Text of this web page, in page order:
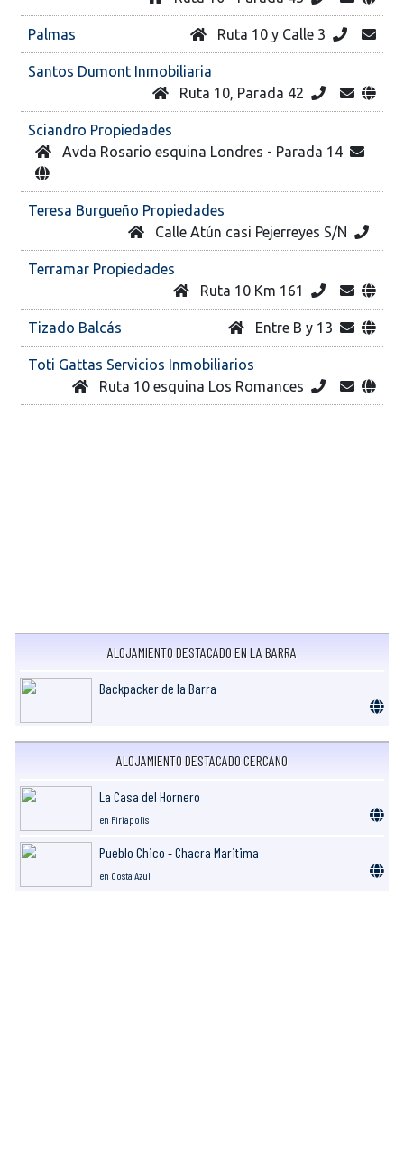
Palmas Ruta 10 y Calle 3
Santos Dumont Inmobiliaria
Ruta 10, Parada 42
Sciandro Propiedades
Avda Rosario esquina Londres - Parada 14
Teresa Burgueño Propiedades
Calle Atún casi Pejerreyes S/N
Terramar Propiedades
Ruta 10 Km 161
Tizado Balcás Entre B y 13
Toti Gattas Servicios Inmobiliarios
Ruta 10 esquina Los Romances
ALOJAMIENTO DESTACADO EN LA BARRA
Backpacker de la Barra
ALOJAMIENTO DESTACADO CERCANO
La Casa del Hornero
en Piriapolis
Pueblo Chico - Chacra Maritima
en Costa Azul